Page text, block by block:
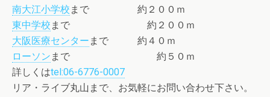
南大江小学校 まで 約２００ｍ
東中学校 まで 約２００ｍ
大阪医療センター まで 約４０ｍ
ローソン まで 約５０ｍ
詳しくはtel:06-6776-0007
リア・ライブ丸山まで、お気軽にお問い合わせ下さい。